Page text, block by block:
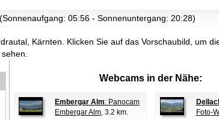
05:56 - Sonnenuntergang: 20:28)
Kärnten.
Klicken Sie auf das Vorschaubild, um
Webcams in der Nähe:
Embergar Alm: Panocam
Embergar Alm, 3.2 km.
Foto-